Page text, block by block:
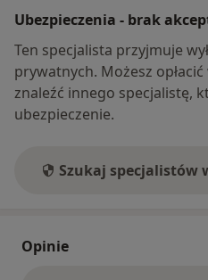
Ubezpieczenia - brak
Ten specjalista przyjmuje
prywatnych. Możesz
znaleźć innego specjalistę,
ubezpieczenie.
Szukaj specjalistów
Opinie